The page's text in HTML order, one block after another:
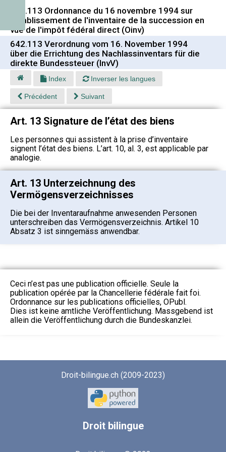
642.113 Ordonnance du 16 novembre 1994 sur
l'établissement de l'inventaire de la succession en
vue de l'impôt fédéral direct (Oinv)
642.113 Verordnung vom 16. November 1994
über die Errichtung des Nachlassinventars für die
direkte Bundessteuer (InvV)
Index Inverser les langues
Précédent Suivant
Art. 13 Signature de l’état des biens
Les personnes qui assistent à la prise d’inventaire
signent l’état des biens. L’art. 10, al. 3, est applicable par
analogie.
Art. 13 Unterzeichnung des
Vermögensverzeichnisses
Die bei der Inventaraufnahme anwesenden Personen
unterschreiben das Vermögensverzeichnis. Artikel 10
Absatz 3 ist sinngemäss anwendbar.
Ceci n’est pas une publication officielle. Seule la
publication opérée par la Chancellerie fédérale fait foi.
Ordonnance sur les publications officielles, OPubl.
Dies ist keine amtliche Veröffentlichung. Massgebend ist
allein die Veröffentlichung durch die Bundeskanzlei.
Droit-bilingue.ch (2009-2023)
Droitbilingue